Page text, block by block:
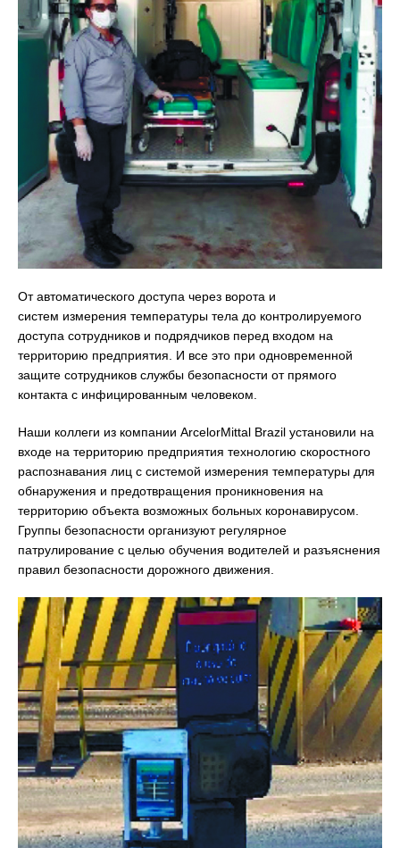
От автоматического доступа через ворота и
систем измерения температуры тела до контролируемого
доступа сотрудников и подрядчиков перед входом на
территорию предприятия. И все это при одновременной
защите сотрудников службы безопасности от прямого
контакта с инфицированным человеком.
Наши коллеги из компании ArcelorMittal Brazil установили на
входе на территорию предприятия технологию скоростного
распознавания лиц с системой измерения температуры для
обнаружения и предотвращения проникновения на
территорию объекта возможных больных коронавирусом.
Группы безопасности организуют регулярное
патрулирование с целью обучения водителей и разъяснения
правил безопасности дорожного движения.